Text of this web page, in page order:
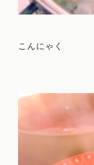
こんにゃく